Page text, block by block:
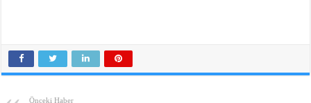
Önceki Haber